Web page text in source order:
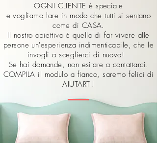
OGNI CLIENTE è speciale
e vogliamo fare in modo che tutti si sentano
come di CASA.
Il nostro obiettivo è quello di far vivere alle
persone un'esperienza indimenticabile, che le
invogli a sceglierci di nuovo!
Se hai domande, non esitare a contattarci.
COMPILA il modulo a fianco, saremo felici di
AIUTARTI!